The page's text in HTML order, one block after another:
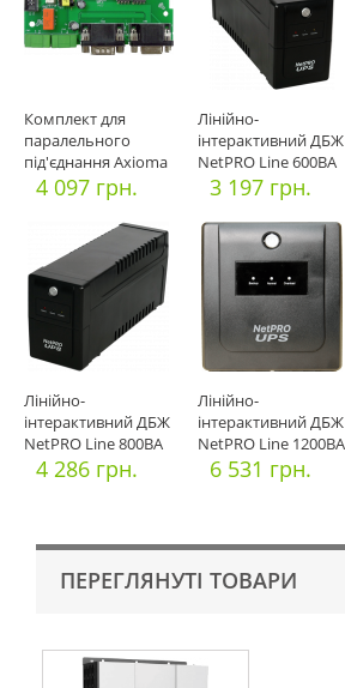
Комплект для
паралельного
під'єднання Axioma
ISGRID parallel
4 097 грн.
Лінійно-
інтерактивний ДБЖ
NetPRO Line 600ВА
3 197 грн.
Лінійно-
інтерактивний ДБЖ
NetPRO Line 800ВА
4 286 грн.
Лінійно-
інтерактивний ДБЖ
NetPRO Line 1200ВА
6 531 грн.
ПЕРЕГЛЯНУТІ ТОВАРИ